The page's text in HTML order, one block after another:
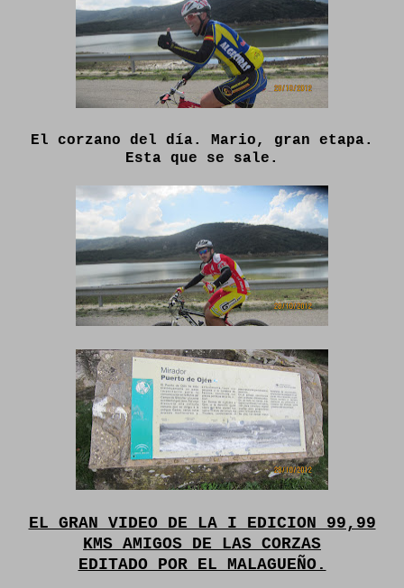
El corzano del día. Mario, gran etapa.
Esta que se sale.
EL GRAN VIDEO DE LA I EDICION 99,99
KMS AMIGOS DE LAS CORZAS
EDITADO POR EL MALAGUEÑO.